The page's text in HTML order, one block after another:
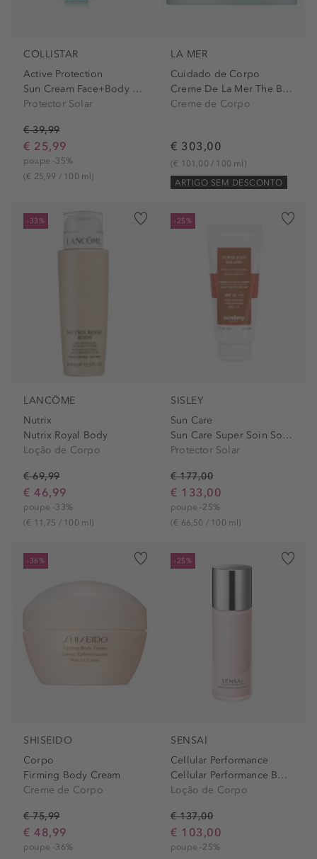
COLLISTAR
Active Protection
Sun Cream Face+Body Spf50+
Protector Solar
€ 39,99
€ 25,99
poupe -35%
(€ 25,99 / 100 ml)
LA MER
Cuidado de Corpo
Creme De La Mer The Body Cream
Creme de Corpo
€ 303,00
(€ 101,00 / 100 ml)
ARTIGO SEM DESCONTO
-33%
LANCÔME
Nutrix
Nutrix Royal Body
Loção de Corpo
€ 69,99
€ 46,99
poupe -33%
(€ 11,75 / 100 ml)
-25%
SISLEY
Sun Care
Sun Care Super Soin Solaire...
Protector Solar
€ 177,00
€ 133,00
poupe -25%
(€ 66,50 / 100 ml)
-36%
SHISEIDO
Corpo
Firming Body Cream
Creme de Corpo
€ 75,99
€ 48,99
poupe -36%
-25%
SENSAI
Cellular Performance
Cellular Performance Body...
Loção de Corpo
€ 137,00
€ 103,00
poupe -25%